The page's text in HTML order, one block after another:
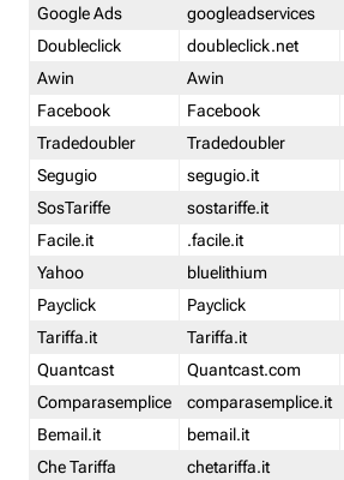
Google Ads googleadservices
Doubleclick
doubleclick.net
Awin
Awin
Facebook
Facebook
Tradedoubler
Tradedoubler
Segugio
segugio.it
SosTariffe
sostariffe.it
Facile.it
.facile.it
Yahoo
bluelithium
Payclick
Payclick
Tariffa.it
Tariffa.it
Quantcast
Quantcast.com
Comparasemplice
comparasemplice.it
Bemail.it
bemail.it
Che Tariffa
chetariffa.it